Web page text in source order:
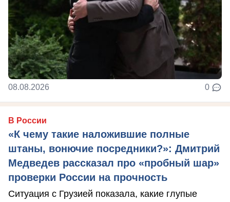
08.08.2026 0
В России
«К чему такие наложившие полные
штаны, вонючие посредники?»: Дмитрий
Медведев рассказал про «пробный шар»
проверки России на прочность
Ситуация с Грузией показала, какие глупые